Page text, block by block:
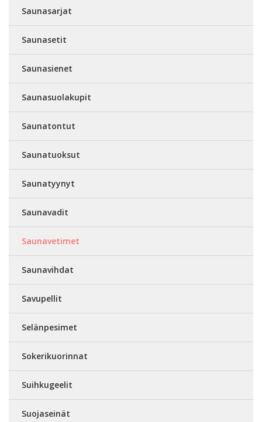
Saunasarjat
Saunasetit
Saunasienet
Saunasuolakupit
Saunatontut
Saunatuoksut
Saunatyynyt
Saunavadit
Saunavetimet
Saunavihdat
Savupellit
Selänpesimet
Sokerikuorinnat
Suihkugeelit
Suojaseinät